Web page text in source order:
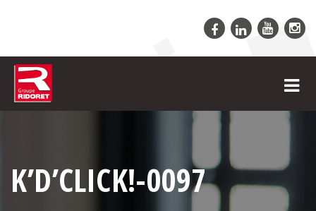
K’D’CLICK!-0097